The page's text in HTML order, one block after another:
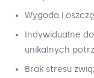
Wygoda i
Indywidualne
unikalnych
Brak stresu